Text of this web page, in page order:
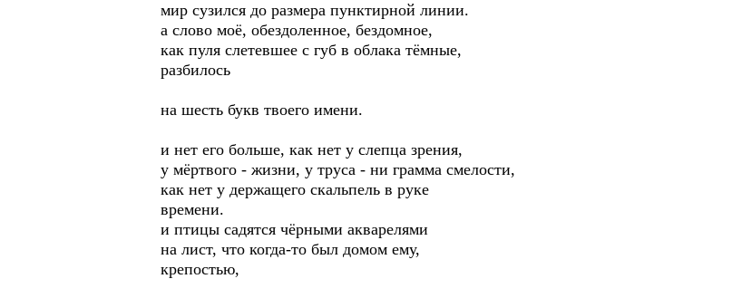
мир сузился до размера пунктирной линии.
а слово моё, обездоленное, бездомное,
как пуля слетевшее с губ в облака тёмные,
разбилось
на шесть букв твоего имени.
и нет его больше, как нет у слепца зрения,
у мёртвого - жизни, у труса - ни грамма смелости,
как нет у держащего скальпель в руке
времени.
и птицы садятся чёрными акварелями
на лист, что когда-то был домом ему,
крепостью,